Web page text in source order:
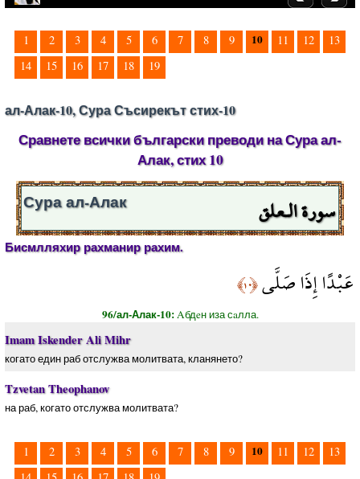
1 2 3 4 5 6 7 8 9 10 11 12
13
14
15 16 17 18 19
ал-Алак-10, Сура Съсирекът стих-10
Сравнете всички български преводи на Сура ал-
Алак, стих 10
سورة الـعلق Сура ал-Алак
Бисмлляхир рахманир рахим.
عَبْدًا إِذَا صَلَّى﴿١٠﴾
96/ал-Алак-10:Aбдeн иза сaлла.
Imam Iskender Ali Mihr
когато един раб отслужва молитвата, кланянето?
Tzvetan Theophanov
на раб, когато отслужва молитвата?
1 2 3 4 5 6 7 8 9 10 11 12
13